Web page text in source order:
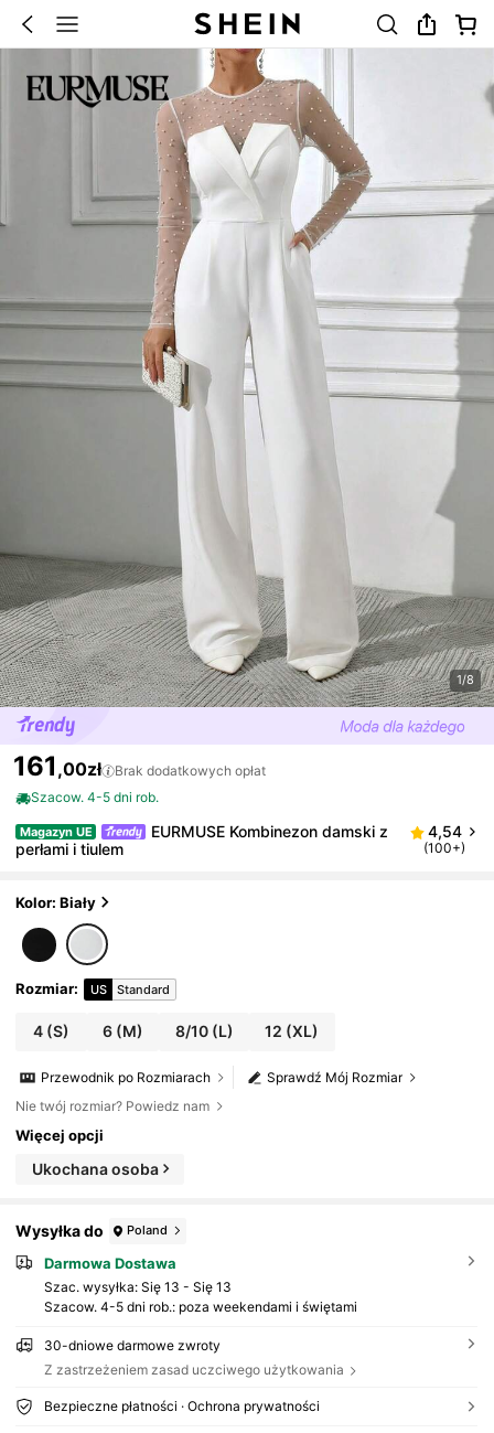
1/8
161 ,00zł
Brak dodatkowych opłat
Szacow. 4-5 dni rob.
Magazyn UE
EURMUSE Kombinezon damski z
perłami i tiulem
4,54
(100+)
Kolor: Biały
Rozmiar: US Standard
4 (S) 6 (M) 8/10(L) 12 (XL)
Sprawdź Mój Rozmiar
Przewodnik po Rozmiarach
Nie twój rozmiar? Powiedz nam
Więcej opcji
Ukochana osoba
Wysyłka do Poland
Darmowa Dostawa
Szac. wysyłka: Się 13 - Się 13
Szacow. 4-5 dni rob.: poza weekendami i świętami
30-dniowe darmowe zwroty
Z zastrzeżeniem zasad uczciwego użytkowania
Bezpieczne płatności · Ochrona prywatności